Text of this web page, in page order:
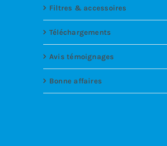
Filtres & accessoires
Téléchargements
Avis témoignages
Bonne affaires